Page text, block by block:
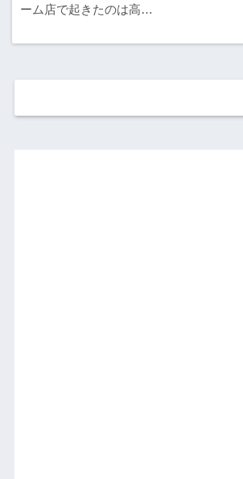
ーム店で起きたのは高…